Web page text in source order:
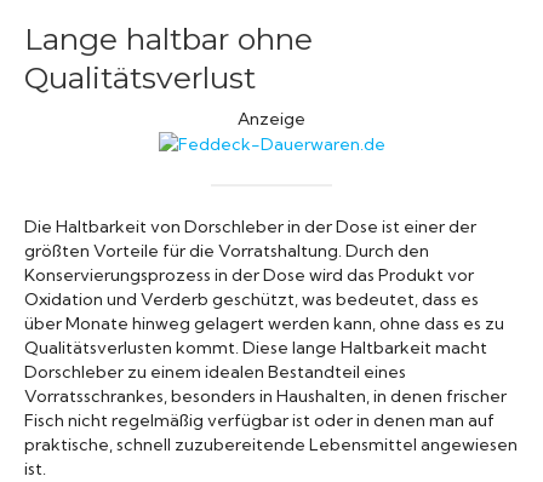
Lange haltbar ohne
Qualitätsverlust
Anzeige
Die Haltbarkeit von Dorschleber in der Dose ist einer der
größten Vorteile für die Vorratshaltung. Durch den
Konservierungsprozess in der Dose wird das Produkt vor
Oxidation und Verderb geschützt, was bedeutet, dass es
über Monate hinweg gelagert werden kann, ohne dass es zu
Qualitätsverlusten kommt. Diese lange Haltbarkeit macht
Dorschleber zu einem idealen Bestandteil eines
Vorratsschrankes, besonders in Haushalten, in denen frischer
Fisch nicht regelmäßig verfügbar ist oder in denen man auf
praktische, schnell zuzubereitende Lebensmittel angewiesen
ist.